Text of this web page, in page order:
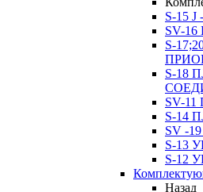
S-15
SV-
S-
S-18
SV-
S-14
SV -
S-13
S-12
Назад